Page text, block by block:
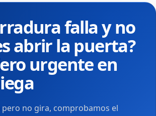
falla y no
abrir la puerta?
urgente en
pero no gira, comprobamos el